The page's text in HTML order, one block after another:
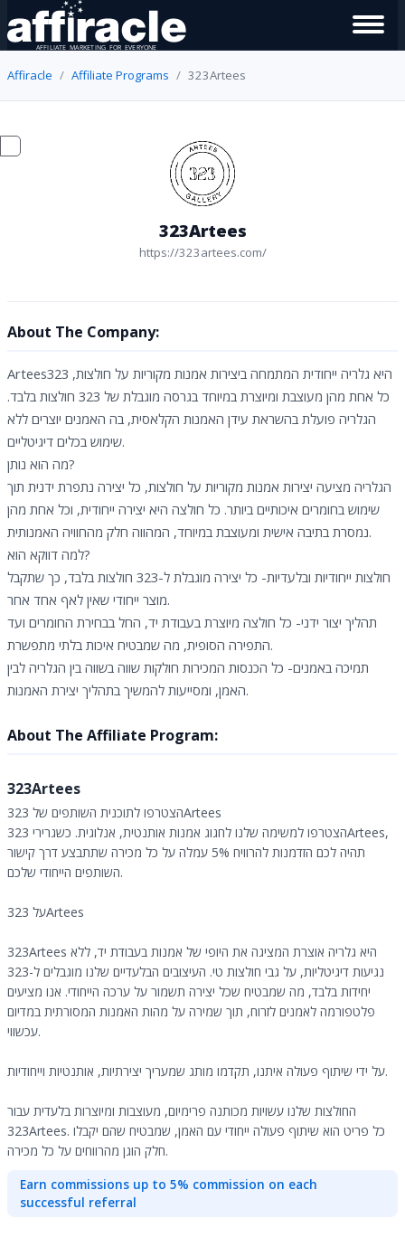
Affiracle Affiliate Programs 323Artees
323Artees
https://323artees.com/
About The Company:
Artees323 היא גלריה ייחודית המתמחה ביצירות אמנות מקוריות על חולצות,
כל אחת מהן מעוצבת ומיוצרת במיוחד בגרסה מוגבלת של 323 חולצות בלבד.
הגלריה פועלת בהשראת עידן האמנות הקלאסית, בה האמנים יוצרים ללא
שימוש בכלים דיגיטליים.
מה הוא נותן?
הגלריה מציעה יצירות אמנות מקוריות על חולצות, כל יצירה נתפרת ידנית תוך
שימוש בחומרים איכותיים ביותר. כל חולצה היא יצירה ייחודית, וכל אחת מהן
נמסרת בתיבה אישית ומעוצבת במיוחד, המהווה חלק מהחוויה האמנותית.
למה דווקא הוא?
חולצות ייחודיות ובלעדיות- כל יצירה מוגבלת ל-323 חולצות בלבד, כך שתקבל
מוצר ייחודי שאין לאף אחד אחר.
תהליך יצור ידני- כל חולצה מיוצרת בעבודת יד, החל בבחירת החומרים ועד
התפירה הסופית, מה שמבטיח איכות בלתי מתפשרת.
תמיכה באמנים- כל הכנסות המכירות חולקות שווה בשווה בין הגלריה לבין
האמן, ומסייעות להמשיך בתהליך יצירת האמנות.
About The Affiliate Program:
323Artees
הצטרפו לתוכנית השותפים של 323Artees
הצטרפו למשימה שלנו לחגוג אמנות אותנטית, אנלוגית. כשגרירי 323Artees,
תהיה לכם הזדמנות להרוויח 5% עמלה על כל מכירה שתתבצע דרך קישור
השותפים הייחודי שלכם.
על 323Artees
323Artees היא גלריה אוצרת המציגה את היופי של אמנות בעבודת יד, ללא
נגיעות דיגיטליות, על גבי חולצות טי. העיצובים הבלעדיים שלנו מוגבלים ל-323
יחידות בלבד, מה שמבטיח שכל יצירה תשמור על ערכה הייחודי. אנו מציעים
פלטפורמה לאמנים לזרוח, תוך שמירה על מהות האמנות המסורתית במדיום
עכשווי.
על ידי שיתוף פעולה איתנו, תקדמו מותג שמעריך יצירתיות, אותנטיות וייחודיות.
החולצות שלנו עשויות מכותנה פרימיום, מעוצבות ומיוצרות בלעדית עבור
323Artees. כל פריט הוא שיתוף פעולה ייחודי עם האמן, שמבטיח שהם יקבלו
חלק הוגן מהרווחים על כל מכירה.
Earn commissions up to 5% commission on each
successful referral